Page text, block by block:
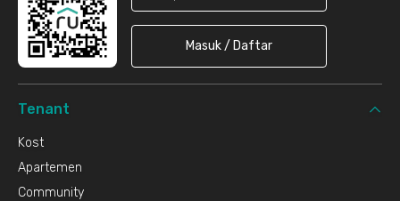
Masuk / Daftar
Tenant
Kost
Apartemen
Community